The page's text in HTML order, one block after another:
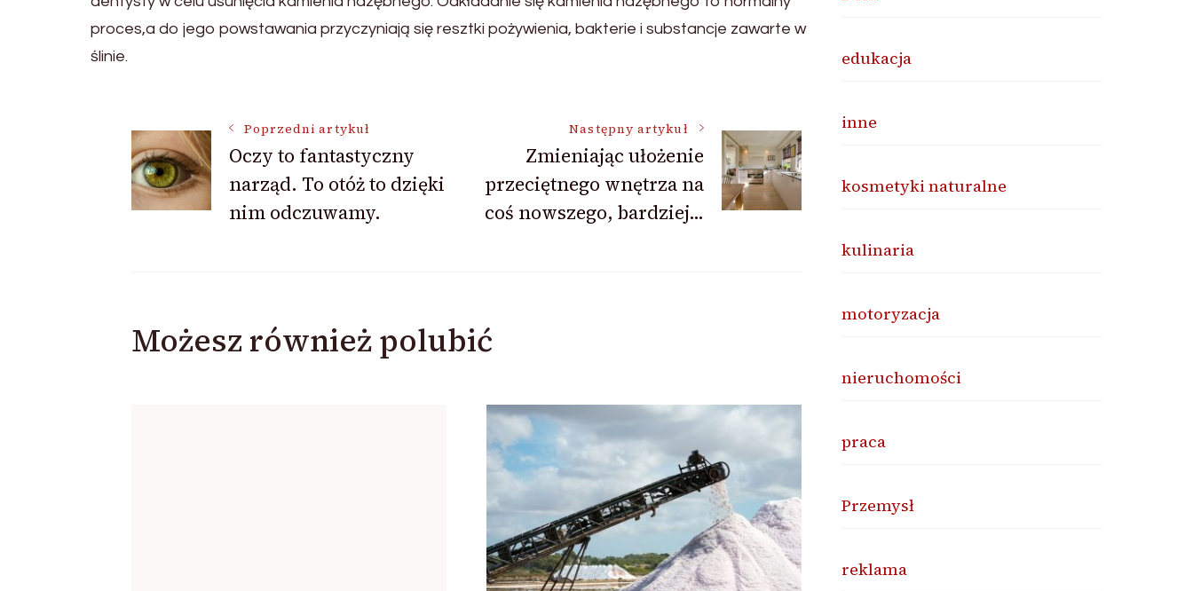
proces,a do jego powstawania przyczyniają się resztki pożywienia, bakterie i substancje zawarte w
ślinie.
Nawigacja
wpisu
Poprzedni artykuł
Oczy to fantastyczny
narząd. To otóż to dzięki
nim odczuwamy.
Następny artykuł
Zmieniając ułożenie
przeciętnego wnętrza na
coś nowszego, bardziej…
Możesz również polubić
edukacja
inne
kosmetyki naturalne
kulinaria
motoryzacja
nieruchomości
praca
Przemysł
reklama